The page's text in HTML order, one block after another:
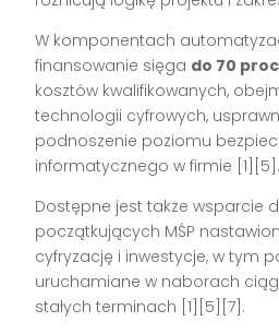
W komponentach
finansowanie sięga do 70
kosztów kwalifikowanych,
technologii cyfrowych,
podnoszenie poziomu
informatycznego w firmie [1][5].
Dostępne jest także wsparcie
początkujących MŚP
cyfryzację i inwestycje, w tym
uruchamiane w naborach
stałych terminach [1][5][7].